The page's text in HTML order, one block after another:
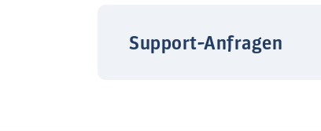
Support-Anfragen